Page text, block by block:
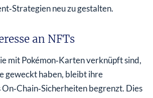
neu zu gestalten.
an NFTs
mit Pokémon‑Karten verknüpft sind,
geweckt haben, bleibt ihre
begrenzt. Dies